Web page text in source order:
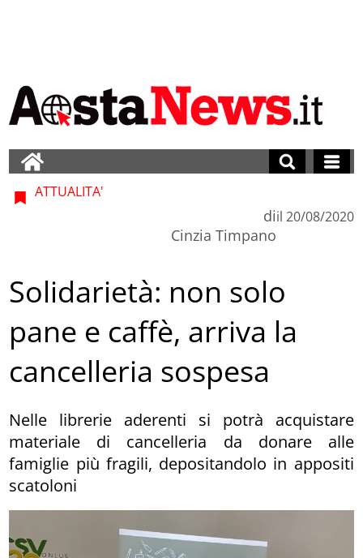
ATTUALITA'
di
Cinzia Timpano
il 20/08/2020
Solidarietà: non solo
pane e caffè, arriva la
cancelleria sospesa
Nelle librerie aderenti si potrà acquistare
materiale di cancelleria da donare alle
famiglie più fragili, depositandolo in appositi
scatoloni